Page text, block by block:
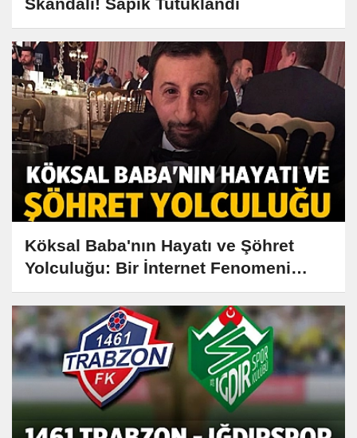
Köksal Baba'nın Hayatı ve Şöhret
Yolculuğu: Bir İnternet Fenomeni
Nasıl Doğdu?